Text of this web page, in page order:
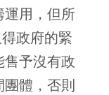
運用，但所
政府的緊
售予沒有政
體，否則